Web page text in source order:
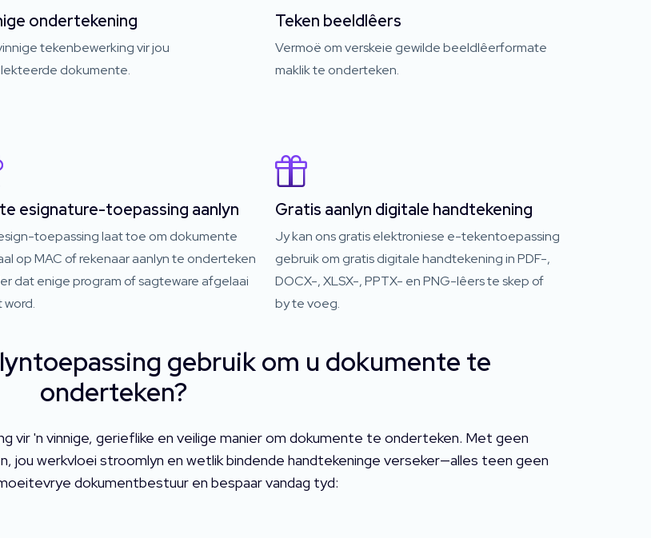
ondertekening
tekenbewerking vir jou
dokumente.
Teken beeldlêers
Vermoë om verskeie gewilde beeldlêerformate
maklik te onderteken.
esignature-toepassing aanlyn
toepassing laat toe om dokumente
op MAC of rekenaar aanlyn te onderteken
dat enige program of sagteware afgelaai
Gratis aanlyn digitale handtekening
Jy kan ons gratis elektroniese e-tekentoepassing
gebruik om gratis digitale handtekening in PDF-,
DOCX-, XLSX-, PPTX- en PNG-lêers te skep of
by te voeg.
gebruik om u dokumente te
onderteken?
vir 'n vinnige, gerieflike en veilige manier om dokumente te onderteken. Met geen
jou werkvloei stroomlyn en wetlik bindende handtekeninge verseker—alles teen geen
dokumentbestuur en bespaar vandag tyd: